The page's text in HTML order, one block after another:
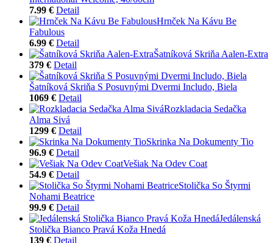
7.99 € Detail
Hrnček Na Kávu Be
Fabulous
6.99 € Detail
Šatníková Skriňa Aalen-Extra
379 € Detail
Šatníková Skriňa S Posuvnými Dvermi Includo, Biela
1069 € Detail
Rozkladacia Sedačka
Alma Sivá
1299 € Detail
Skrinka Na Dokumenty Tio
96.9 € Detail
Vešiak Na Odev Coat
54.9 € Detail
Stolička So Štyrmi
Nohami Beatrice
99.9 € Detail
Jedálenská
Stolička Bianco Pravá Koža Hnedá
139 € Detail